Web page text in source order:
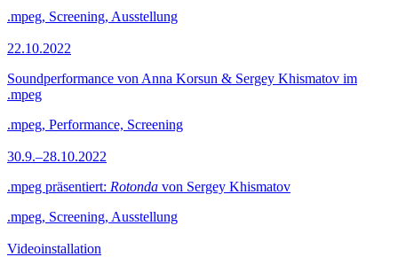
.mpeg, Screening, Ausstellung
22.10.2022
Soundperformance von Anna Korsun & Sergey Khismatov im
.mpeg
.mpeg, Performance, Screening
30.9.–28.10.2022
.mpeg präsentiert: Rotonda von Sergey Khismatov
.mpeg, Screening, Ausstellung
Videoinstallation